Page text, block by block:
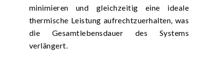
minimieren und gleichzeitig eine ideale
thermische Leistung aufrechtzuerhalten, was
die Gesamtlebensdauer des Systems
verlängert.